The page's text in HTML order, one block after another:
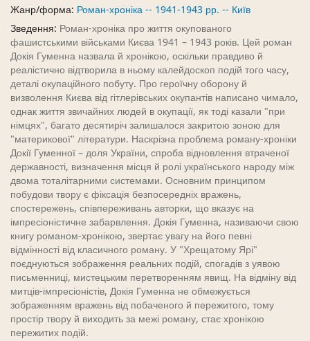
Жанр/форма: Роман-хроніка -- 1941-1943 рр. -- Київ
Зведення: Роман-хроніка про життя окупованого
фашистськими військами Києва 1941 – 1943 років. Цей роман
Докія Гуменна назвала й хронікою, оскільки правдиво й
реалістично відтворила в ньому калейдоскоп подій того часу,
деталі окупаційного побуту. Про героїчну оборону й
визволення Києва від гітлерівських окупантів написано чимало,
однак життя звичайних людей в окупації, як тоді казали "при
німцях", багато десятиріч залишалося закритою зоною для
"материкової" літератури. Наскрізна проблема роману-хроніки
Докії Гуменної – доля України, спроба відновлення втраченої
державності, визначення місця й ролі українського народу між
двома тоталітарними системами. Основним принципом
побудови твору є фіксація безпосередніх вражень,
спостережень, співпереживань авторки, що вказує на
імпресіоністичне забарвлення. Докія Гуменна, називаючи свою
книгу романом-хронікою, звертає увагу на його певні
відмінності від класичного роману. У "Хрещатому Ярі"
поєднуються зображення реальних подій, спогадів з уявою
письменниці, мистецьким перетворенням явищ. На відміну від
митців-імпресіоністів, Докія Гуменна не обмежується
зображенням вражень від побаченого й пережитого, тому
простір твору й виходить за межі роману, стає хронікою
пережитих подій.